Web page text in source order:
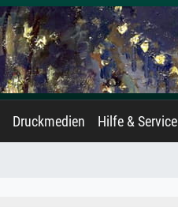
Druckmedien Hilfe & Service